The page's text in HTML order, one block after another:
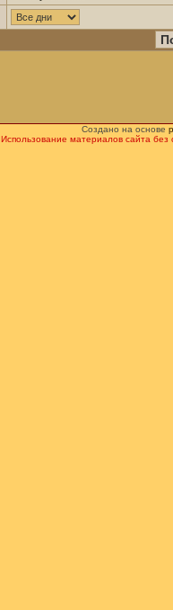
Создано на основе
Использование материалов сайта